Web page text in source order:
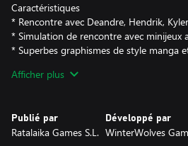
Caractéristiques
* Rencontre avec Deandre, Hendrik,
* Simulation de rencontre avec minijeux
* Superbes graphismes de style manga
* Distribution variée avec personnages
Afficher plus
Publié par
Ratalaika Games S.L.
Développé par
WinterWolves